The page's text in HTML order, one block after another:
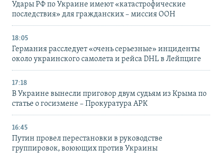
Удары РФ по Украине имеют «катастрофические
последствия» для гражданских – миссия ООН
18:05
Германия расследует «очень серьезные» инциденты
около украинского самолета и рейса DHL в Лейпциге
17:18
В Украине вынесли приговор двум судьям из Крыма по
статье о госизмене – Прокуратура АРК
16:45
Путин провел перестановки в руководстве
группировок, воюющих против Украины